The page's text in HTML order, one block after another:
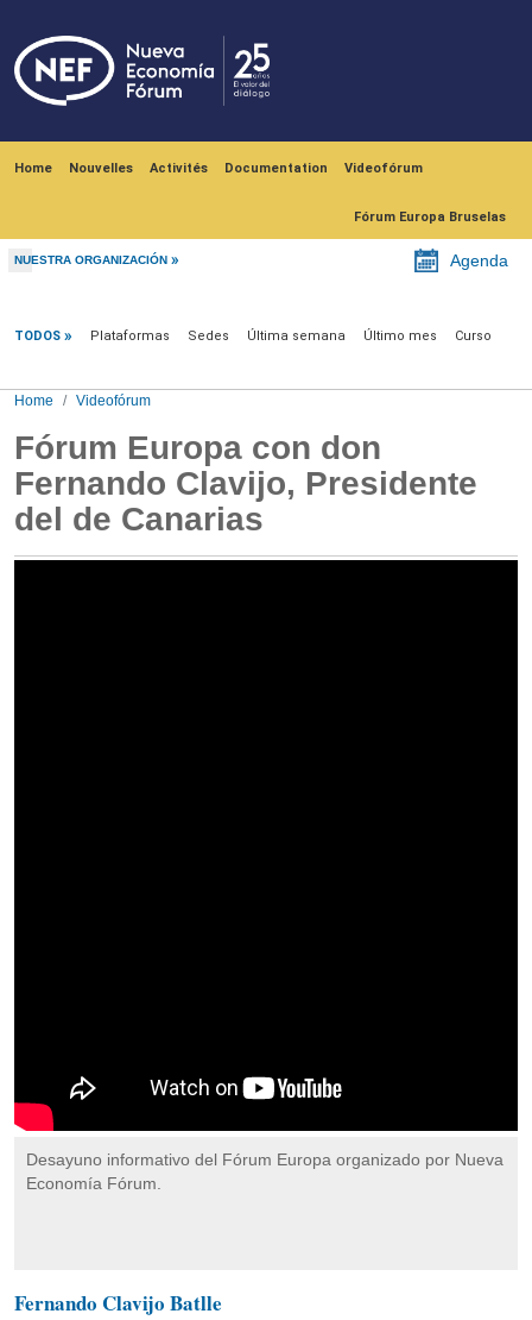
Home Nouvelles Activités Documentation Videofórum
Fórum Europa Bruselas
NUESTRA ORGANIZACIÓN Agenda
TODOS Plataformas Sedes Última semana Último mes Curso
Home Videofórum
Fórum Europa con don
Fernando Clavijo, Presidente
del de Canarias
Desayuno informativo del Fórum Europa organizado por Nueva
Economía Fórum.
Fernando Clavijo Batlle